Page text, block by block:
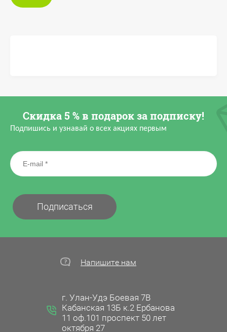
Скидка 5 % в подарок за подписку!
Подпишись и узнавай о всех акциях первым
Подписаться
Напишите нам
г. Улан-Удэ Боевая 7В
Кабанская 13Б к.2 Ербанова
11 оф.101 проспект 50 лет
октября 27